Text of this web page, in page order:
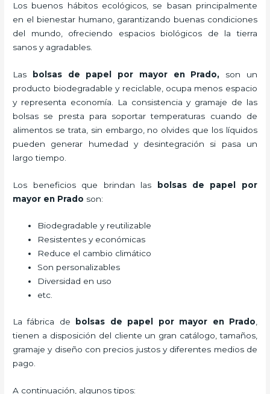
Los buenos hábitos ecológicos, se basan principalmente
en el bienestar humano, garantizando buenas condiciones
del mundo, ofreciendo espacios biológicos de la tierra
sanos y agradables.
Las bolsas de papel por mayor en Prado, son un
producto biodegradable y reciclable, ocupa menos espacio
y representa economía. La consistencia y gramaje de las
bolsas se presta para soportar temperaturas cuando de
alimentos se trata, sin embargo, no olvides que los líquidos
pueden generar humedad y desintegración si pasa un
largo tiempo.
Los beneficios que brindan las bolsas de papel por
mayor en Prado son:
Biodegradable y reutilizable
Resistentes y económicas
Reduce el cambio climático
Son personalizables
Diversidad en uso
etc.
La fábrica de bolsas de papel por mayor en Prado
tienen a disposición del cliente un gran catálogo, tamaños,
gramaje y diseño con precios justos y diferentes medios de
pago.
A continuación, algunos tipos: